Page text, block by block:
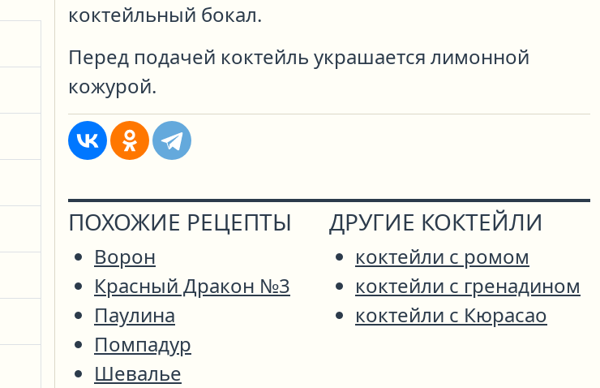
коктейльный бокал.
Перед подачей коктейль украшается лимонной
кожурой.
ПОХОЖИЕ РЕЦЕПТЫ
Ворон
Красный Дракон №3
Паулина
Помпадур
Шевалье
ДРУГИЕ КОКТЕЙЛИ
коктейли с ромом
коктейли с гренадином
коктейли с Кюрасао